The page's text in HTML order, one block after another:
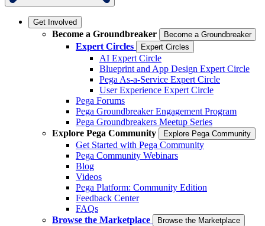
Get Involved
Become a Groundbreaker Become a Groundbreaker
Expert Circles Expert Circles
AI Expert Circle
Blueprint and App Design Expert Circle
Pega As-a-Service Expert Circle
User Experience Expert Circle
Pega Forums
Pega Groundbreaker Engagement Program
Pega Groundbreakers Meetup Series
Explore Pega Community
Explore Pega Community
Get Started with Pega Community
Pega Community Webinars
Blog
Videos
Pega Platform: Community Edition
Feedback Center
FAQs
Browse the Marketplace
Browse the Marketplace